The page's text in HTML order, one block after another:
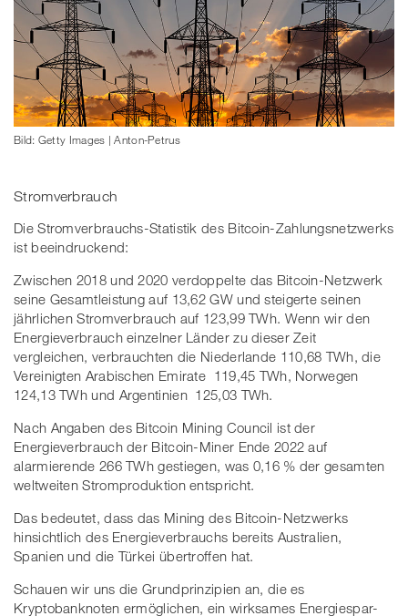
Bild: Getty Images | Anton-Petrus
Stromverbrauch
Die Stromverbrauchs-Statistik des Bitcoin-Zahlungsnetzwerks
ist beeindruckend:
Zwischen 2018 und 2020 verdoppelte das Bitcoin-Netzwerk
seine Gesamtleistung auf 13,62 GW und steigerte seinen
jährlichen Stromverbrauch auf 123,99 TWh. Wenn wir den
Energieverbrauch einzelner Länder zu dieser Zeit
vergleichen, verbrauchten die Niederlande 110,68 TWh, die
Vereinigten Arabischen Emirate 119,45 TWh, Norwegen
124,13 TWh und Argentinien 125,03 TWh.
Nach Angaben des Bitcoin Mining Council ist der
Energieverbrauch der Bitcoin-Miner Ende 2022 auf
alarmierende 266 TWh gestiegen, was 0,16 % der gesamten
weltweiten Stromproduktion entspricht.
Das bedeutet, dass das Mining des Bitcoin-Netzwerks
hinsichtlich des Energieverbrauchs bereits Australien,
Spanien und die Türkei übertroffen hat.
Schauen wir uns die Grundprinzipien an, die es
Kryptobanknoten ermöglichen, ein wirksames Energiespar-